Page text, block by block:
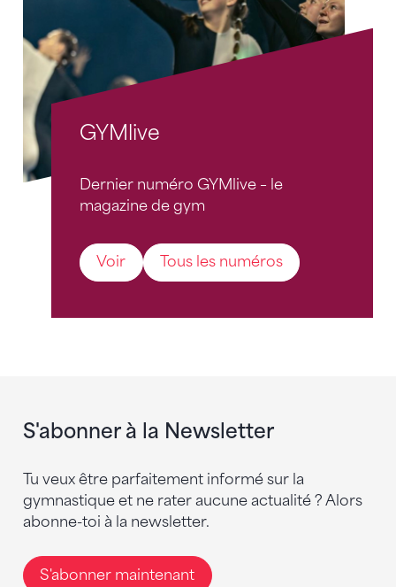
GYMlive
Dernier numéro GYMlive – le
magazine de gym
Voir Tous les numéros
S'abonner à la Newsletter
Tu veux être parfaitement informé sur la
gymnastique et ne rater aucune actualité ? Alors
abonne-toi à la newsletter.
S'abonner maintenant